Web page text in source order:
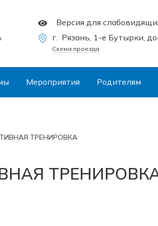
Версия для
г. Рязань, 1-e Бутырки,
Схема проезда
Мероприятия Родителям
ТРЕНИРОВКА